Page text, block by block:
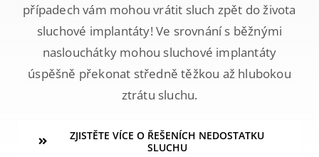
případech vám mohou vrátit sluch zpět do života
sluchové implantáty! Ve srovnání s běžnými
naslouchátky mohou sluchové implantáty
úspěšně překonat středně těžkou až hlubokou
ztrátu sluchu.
ZJISTĚTE VÍCE O ŘEŠENÍCH NEDOSTATKU
SLUCHU